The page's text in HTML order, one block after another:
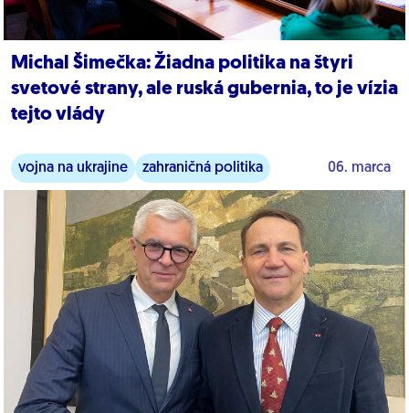
Michal Šimečka: Žiadna politika na štyri
svetové strany, ale ruská gubernia, to je vízia
tejto vlády
vojna na ukrajine zahraničná politika 06. marca